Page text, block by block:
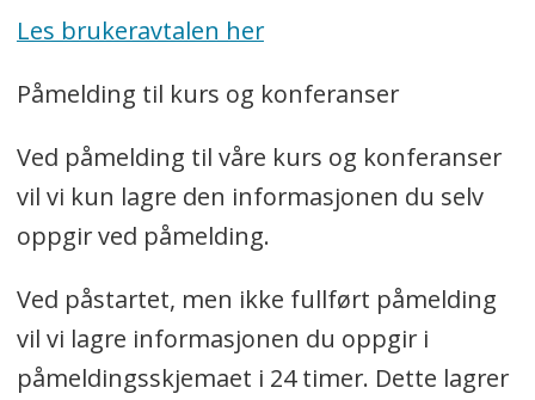
Les brukeravtalen her
Påmelding til kurs og konferanser
Ved påmelding til våre kurs og konferanser
vil vi kun lagre den informasjonen du selv
oppgir ved påmelding.
Ved påstartet, men ikke fullført påmelding
vil vi lagre informasjonen du oppgir i
påmeldingsskjemaet i 24 timer. Dette lagrer